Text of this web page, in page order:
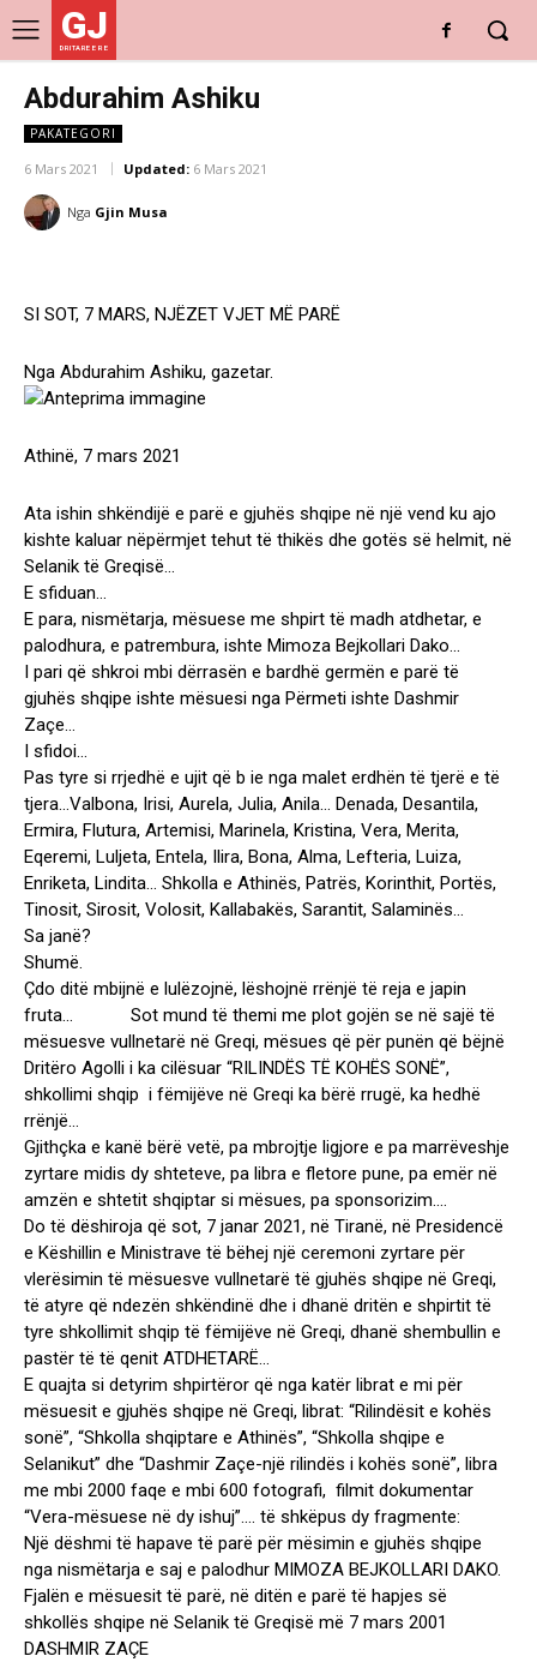
GJ
DRITARE E RE
Abdurahim Ashiku
PAKATEGORI
6 Mars 2021 Updated: 6 Mars 2021
Nga Gjin Musa
SI SOT, 7 MARS, NJËZET VJET MË PARË
Nga Abdurahim Ashiku, gazetar.
Athinë, 7 mars 2021
Ata ishin shkëndijë e parë e gjuhës shqipe në një vend ku ajo
kishte kaluar nëpërmjet tehut të thikës dhe gotës së helmit, në
Selanik të Greqisë…
E sfiduan…
E para, nismëtarja, mësuese me shpirt të madh atdhetar, e
palodhura, e patrembura, ishte Mimoza Bejkollari Dako…
I pari që shkroi mbi dërrasën e bardhë germën e parë të
gjuhës shqipe ishte mësuesi nga Përmeti ishte Dashmir
Zaçe…
I sfidoi…
Pas tyre si rrjedhë e ujit që b ie nga malet erdhën të tjerë e të
tjera…Valbona, Irisi, Aurela, Julia, Anila… Denada, Desantila,
Ermira, Flutura, Artemisi, Marinela, Kristina, Vera, Merita,
Eqeremi, Luljeta, Entela, Ilira, Bona, Alma, Lefteria, Luiza,
Enriketa, Lindita… Shkolla e Athinës, Patrës, Korinthit, Portës,
Tinosit, Sirosit, Volosit, Kallabakës, Sarantit, Salaminës…
Sa janë?
Shumë.
Çdo ditë mbijnë e lulëzojnë, lëshojnë rrënjë të reja e japin
fruta… Sot mund të themi me plot gojën se në sajë të
mësuesve vullnetarë në Greqi, mësues që për punën që bëjnë
Dritëro Agolli i ka cilësuar “RILINDËS TË KOHËS SONË”,
shkollimi shqip i fëmijëve në Greqi ka bërë rrugë, ka hedhë
rrënjë…
Gjithçka e kanë bërë vetë, pa mbrojtje ligjore e pa marrëveshje
zyrtare midis dy shteteve, pa libra e fletore pune, pa emër në
amzën e shtetit shqiptar si mësues, pa sponsorizim….
Do të dëshiroja që sot, 7 janar 2021, në Tiranë, në Presidencë
e Këshillin e Ministrave të bëhej një ceremoni zyrtare për
vlerësimin të mësuesve vullnetarë të gjuhës shqipe në Greqi,
të atyre që ndezën shkëndinë dhe i dhanë dritën e shpirtit të
tyre shkollimit shqip të fëmijëve në Greqi, dhanë shembullin e
pastër të të qenit ATDHETARË…
E quajta si detyrim shpirtëror që nga katër librat e mi për
mësuesit e gjuhës shqipe në Greqi, librat: “Rilindësit e kohës
sonë”, “Shkolla shqiptare e Athinës”, “Shkolla shqipe e
Selanikut” dhe “Dashmir Zaçe-një rilindës i kohës sonë”, libra
me mbi 2000 faqe e mbi 600 fotografi, filmit dokumentar
“Vera-mësuese në dy ishuj”…. të shkëpus dy fragmente:
Një dëshmi të hapave të parë për mësimin e gjuhës shqipe
nga nismëtarja e saj e palodhur MIMOZA BEJKOLLARI DAKO.
Fjalën e mësuesit të parë, në ditën e parë të hapjes së
shkollës shqipe në Selanik të Greqisë më 7 mars 2001
DASHMIR ZAÇE